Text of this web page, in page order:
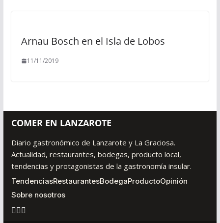
Arnau Bosch en el Isla de Lobos
11/11/2019
COMER EN LANZAROTE
Diario gastronómico de Lanzarote y La Graciosa.
Actualidad, restaurantes, bodegas, producto local,
tendencias y protagonistas de la gastronomía insular.
TendenciasRestaurantesBodegaProductoOpinión
Sobre nosotros